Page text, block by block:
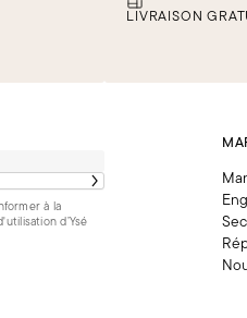
LIVRAISON
à la
d’Ysé